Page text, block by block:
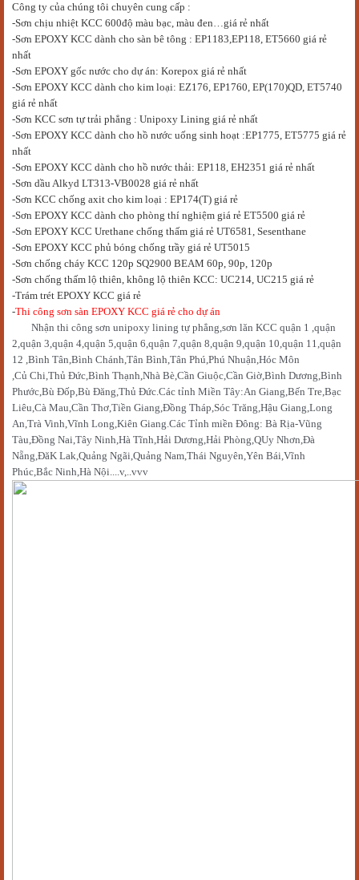
Công ty của chúng tôi chuyên cung cấp :
-Sơn chịu nhiệt KCC 600độ màu bạc, màu đen…giá rẻ nhất
-Sơn EPOXY KCC dành cho sàn bê tông : EP1183,EP118, ET5660 giá rẻ
nhất
-Sơn EPOXY gốc nước cho dự án: Korepox giá rẻ nhất
-Sơn EPOXY KCC dành cho kim loại: EZ176, EP1760, EP(170)QD, ET5740
giá rẻ nhất
-Sơn KCC sơn tự trải phẳng : Unipoxy Lining giá rẻ nhất
-Sơn EPOXY KCC dành cho hồ nước uống sinh hoạt :EP1775, ET5775 giá rẻ
nhất
-Sơn EPOXY KCC dành cho hồ nước thải: EP118, EH2351 giá rẻ nhất
-Sơn dầu Alkyd LT313-VB0028 giá rẻ nhất
-Sơn KCC chống axit cho kim loại : EP174(T) giá rẻ
-Sơn EPOXY KCC dành cho phòng thí nghiệm giá rẻ ET5500 giá rẻ
-Sơn EPOXY KCC Urethane chống thấm giá rẻ UT6581, Sesenthane
-Sơn EPOXY KCC phủ bóng chống trầy giá rẻ UT5015
-Sơn chống cháy KCC 120p SQ2900 BEAM 60p, 90p, 120p
-Sơn chống thấm lộ thiên, không lộ thiên KCC: UC214, UC215 giá rẻ
-Trám trét EPOXY KCC giá rẻ
-Thi công sơn sàn EPOXY KCC giá rẻ cho dự án
Nhận thi công sơn unipoxy lining tự phẳng,sơn lăn KCC quận 1 ,quận
2,quận 3,quận 4,quận 5,quận 6,quận 7,quận 8,quận 9,quận 10,quận 11,quận
12 ,Bình Tân,Bình Chánh,Tân Bình,Tân Phú,Phú Nhuận,Hóc Môn
,Củ Chi,Thủ Đức,Bình Thạnh,Nhà Bè,Cần Giuộc,Cần Giờ,Bình Dương,Bình
Phước,Bù Đốp,Bù Đăng,Thủ Đức.Các tỉnh Miền Tây:An Giang,Bến Tre,Bạc
Liêu,Cà Mau,Cần Thơ,Tiền Giang,Đồng Tháp,Sóc Trăng,Hậu Giang,Long
An,Trà Vinh,Vĩnh Long,Kiên Giang.Các Tỉnh miền Đông: Bà Rịa-Vũng
Tàu,Đồng Nai,Tây Ninh,Hà Tĩnh,Hải Dương,Hải Phòng,QUy Nhơn,Đà
Nẵng,ĐăK Lak,Quảng Ngãi,Quảng Nam,Thái Nguyên,Yên Bái,Vĩnh
Phúc,Bắc Ninh,Hà Nội....v,..vvv